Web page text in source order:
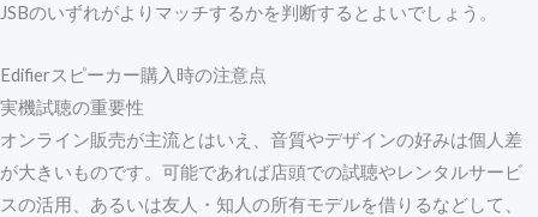
JSBのいずれがよりマッチするかを判断するとよいでしょう。
Edifierスピーカー購入時の注意点
実機試聴の重要性
オンライン販売が主流とはいえ、音質やデザインの好みは個人差
が大きいものです。可能であれば店頭での試聴やレンタルサービ
スの活用、あるいは友人・知人の所有モデルを借りるなどして、